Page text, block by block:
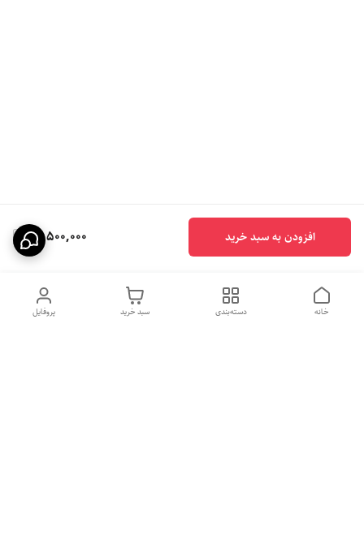
13,500,000 افزودن به سبد خرید
پروفایل سبد خرید دسته‌بندی خانه